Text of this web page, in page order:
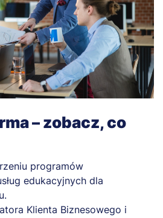
– zobacz, co
programów
edukacyjnych dla
Klienta Biznesowego i